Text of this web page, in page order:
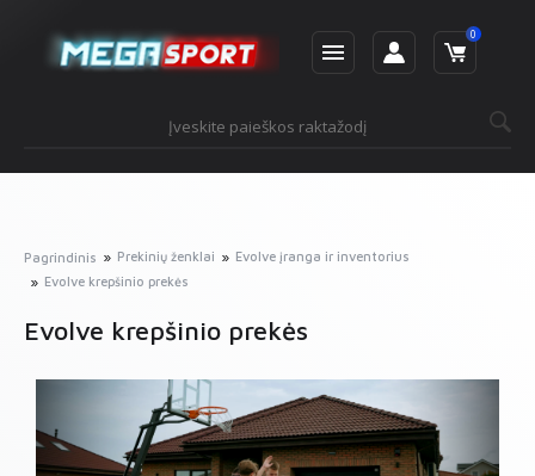
0
Pagrindinis Prekinių ženklai
Evolve įranga ir inventorius
Evolve krepšinio prekės
Evolve krepšinio prekės